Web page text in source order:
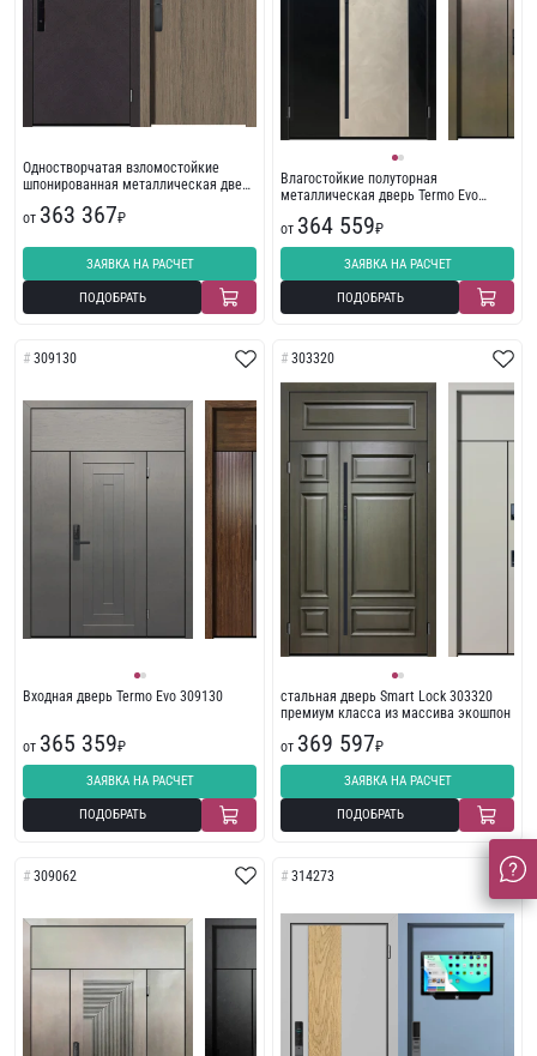
Одностворчатая взломостойкие
шпонированная металлическая дверь
от 363 367₽
ЗАЯВКА НА РАСЧЕТ
ПОДОБРАТЬ
Влагостойкие полуторная
металлическая дверь Termo Evo
от 364 559₽
ЗАЯВКА НА РАСЧЕТ
ПОДОБРАТЬ
309130
Входная дверь Termo Evo 309130
от 365 359₽
ЗАЯВКА НА РАСЧЕТ
ПОДОБРАТЬ
303320
стальная дверь Smart Lock 303320
премиум класса из массива экошпон
от 369 597₽
ЗАЯВКА НА РАСЧЕТ
ПОДОБРАТЬ
309062 314273